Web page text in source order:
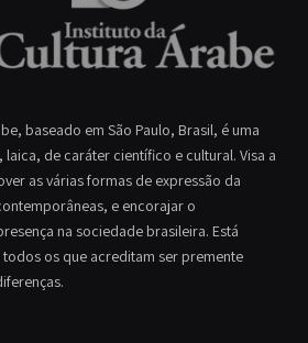
baseado em São Paulo, Brasil, é uma
de caráter científico e cultural. Visa a
as várias formas de expressão da
e encorajar o
na sociedade brasileira. Está
os que acreditam ser premente